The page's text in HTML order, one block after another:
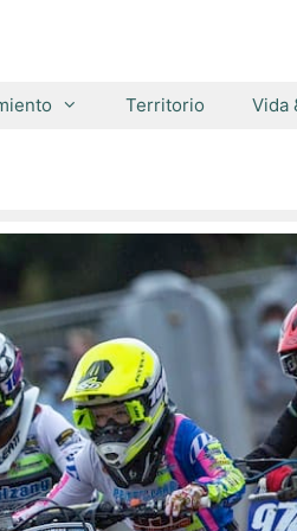
Territorio Vida